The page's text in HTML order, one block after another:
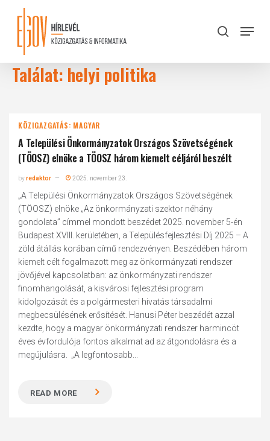
content
search
Menu
Találat: helyi politika
KÖZIGAZGATÁS: MAGYAR
A Települési Önkormányzatok Országos Szövetségének
(TÖOSZ) elnöke a TÖOSZ három kiemelt céljáról beszélt
byredaktor 2025. november 23.
„A Települési Önkormányzatok Országos Szövetségének
(TÖOSZ) elnöke „Az önkormányzati szektor néhány
gondolata” címmel mondott beszédet 2025. november 5-én
Budapest XVIII. kerületében, a Településfejlesztési Díj 2025 – A
zöld átállás korában című rendezvényen. Beszédében három
kiemelt célt fogalmazott meg az önkormányzati rendszer
jövőjével kapcsolatban: az önkormányzati rendszer
finomhangolását, a kisvárosi fejlesztési program
kidolgozását és a polgármesteri hivatás társadalmi
megbecsülésének erősítését. Hanusi Péter beszédét azzal
kezdte, hogy a magyar önkormányzati rendszer harmincöt
éves évfordulója fontos alkalmat ad az átgondolásra és a
megújulásra. „A legfontosabb...
READ MORE
Close